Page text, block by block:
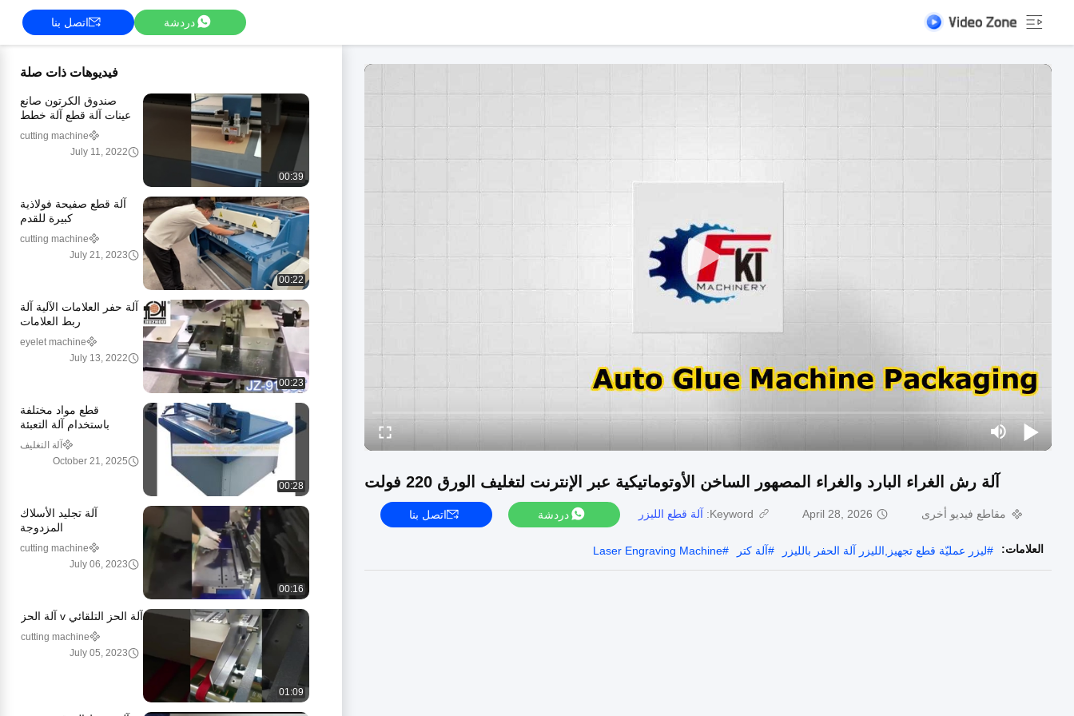
دردشة اتصل بنا
آلة رش الغراء البارد والغراء المصهور الساخن الأوتوماتيكية عبر الإنترنت لتغليف الورق 220 فولت
مقاطع فيديو أخرى April 28, 2026
Keyword: آلة قطع الليزر دردشة اتصل بنا
العلامات: #ليزر عمليّة قطع تجهيز,الليزر آلة الحفر بالليزر #آلة كتر #
Laser Engraving Machine
فيديوهات ذات صلة
00:39
صندوق الكرتون صانع
عينات آلة قطع آلة خطط
آلة قطع الورق آلة
cutting machine
July 11, 2022
00:22
آلة قطع صفيحة فولاذية
كبيرة للقدم
cutting machine
July 21, 2023
00:23
آلة حفر العلامات الآلية آلة
ربط العلامات
eyelet machine
July 13, 2022
00:28
قطع مواد مختلفة
باستخدام آلة التعبئة
والتغليف الأوتوماتيكية
وقلم الشفرة المتذبذبة
وسكين V
آلة التغليف
October 21, 2025
00:16
آلة تجليد الأسلاك
المزدوجة
cutting machine
July 06, 2023
01:09
آلة الحز التلقائي v آلة الحز
cutting machine
July 05, 2023